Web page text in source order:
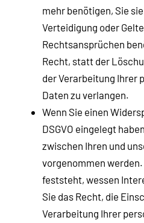
mehr benötigen, Sie
Verteidigung oder
Rechtsansprüchen
Recht, statt der
der Verarbeitung Ihrer
Daten zu verlangen.
Wenn Sie einen
DSGVO eingelegt
zwischen Ihren und
vorgenommen
feststeht, wessen
Sie das Recht, die
Verarbeitung Ihrer